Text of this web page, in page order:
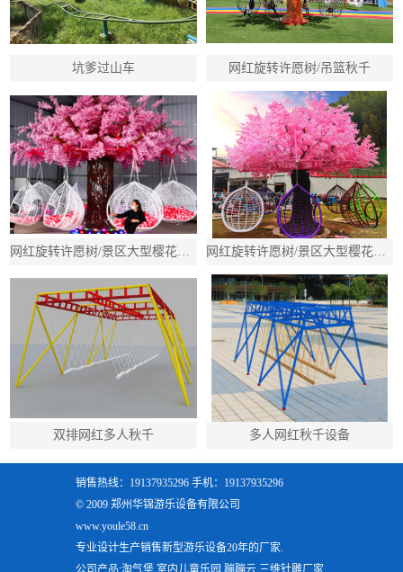
坑爹过山车 网红旋转许愿树/吊篮秋千
网红旋转许愿树/景区大型樱花树秋千/吊篮多人旋转秋千 网红旋转许愿树/景区大型樱花树秋千/吊篮多人旋转秋千
双排网红多人秋千 多人网红秋千设备
销售热线：19137935296 手机：19137935296
© 2009 郑州华锦游乐设备有限公司
www.youle58.cn
专业设计生产销售新型游乐设备20年的厂家.
公司产品:淘气堡,室内儿童乐园,蹦蹦云,三维针雕厂家,